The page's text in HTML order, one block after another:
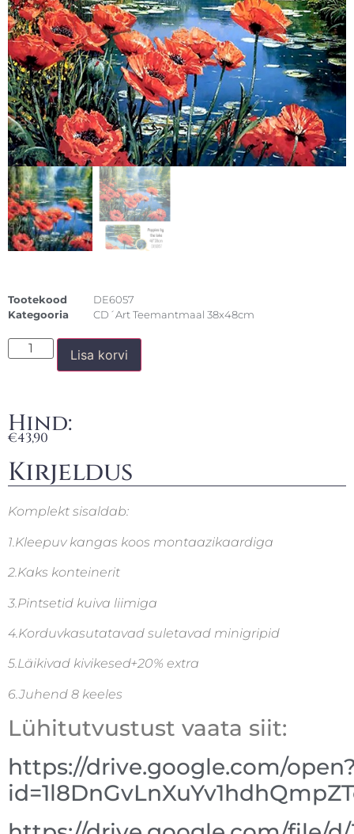
Tootekood
DE6057
Kategooria
CD´Art Teemantmaal 38x48cm
Lisa korvi
Hind:
€43,90
Kirjeldus
Komplekt sisaldab:
1.Kleepuv kangas koos montaazikaardiga
2.Kaks konteinerit
3.Pintsetid kuiva liimiga
4.Korduvkasutatavad suletavad minigripid
5.Läikivad kivikesed+20% extra
6.Juhend 8 keeles
Lühitutvustust vaata siit:
https://drive.google.com/